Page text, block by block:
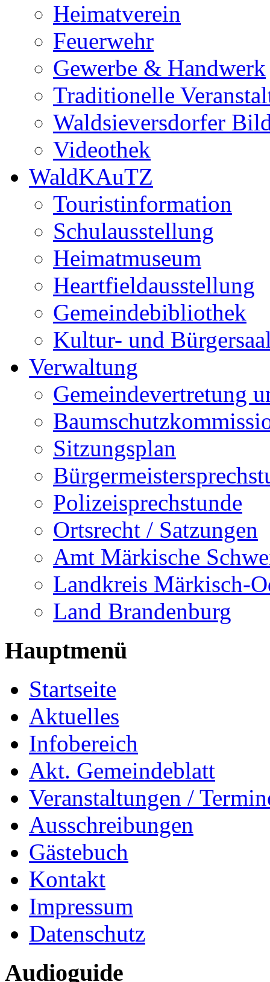
Heimatverein
Feuerwehr
Gewerbe & Handwerk
Traditionelle
Waldsieversdorfer
Videothek
WaldKAuTZ
Touristinformation
Schulausstellung
Heimatmuseum
Heartfieldausstellung
Gemeindebibliothek
Kultur- und
Verwaltung
Gemeindevertretung
Sitzungsplan
Polizeisprechstunde
Ortsrecht / Satzungen
Amt Märkische
Landkreis Märkisch-
Land Brandenburg
Hauptmenü
Startseite
Aktuelles
Infobereich
Akt. Gemeindeblatt
Veranstaltungen /
Ausschreibungen
Gästebuch
Kontakt
Impressum
Datenschutz
Audioguide